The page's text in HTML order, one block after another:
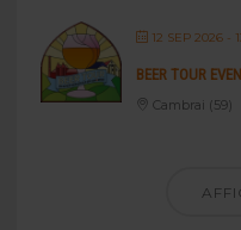
12 SEP 2026-
BEER TOUR
Cambrai (59)